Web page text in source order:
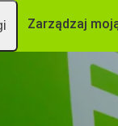
Zarządzaj